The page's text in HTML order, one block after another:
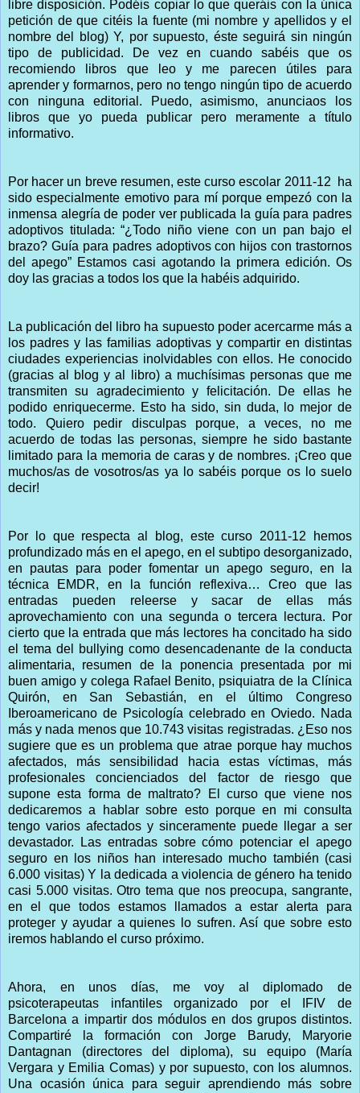
libre disposición. Podéis copiar lo que queráis con la única
petición de que citéis la fuente (mi nombre y apellidos y el
nombre del blog) Y, por supuesto, éste seguirá sin ningún
tipo de publicidad. De vez en cuando sabéis que os
recomiendo libros que leo y me parecen útiles para
aprender y formarnos, pero no tengo ningún tipo de acuerdo
con ninguna editorial. Puedo, asimismo, anunciaos los
libros que yo pueda publicar pero meramente a título
informativo.
Por hacer un breve resumen, este curso escolar 2011-12
ha
sido especialmente emotivo para mí porque empezó con la
inmensa alegría de poder ver publicada la guía para padres
adoptivos titulada: “¿Todo niño viene con un pan bajo el
brazo? Guía para padres adoptivos con hijos con trastornos
del apego” Estamos casi agotando la primera edición. Os
doy las gracias a todos los que la habéis adquirido.
La publicación del libro ha supuesto poder acercarme más a
los padres y las familias adoptivas y compartir en distintas
ciudades experiencias inolvidables con ellos. He conocido
(gracias al blog y al libro) a muchísimas personas que me
transmiten su agradecimiento y felicitación. De ellas he
podido enriquecerme. Esto ha sido, sin duda, lo mejor de
todo. Quiero pedir disculpas porque, a veces, no me
acuerdo de todas las personas, siempre he sido bastante
limitado para la memoria de caras y de nombres. ¡Creo que
muchos/as de vosotros/as ya lo sabéis porque os lo suelo
decir!
Por lo que respecta al blog, este curso 2011-12 hemos
profundizado más en el apego, en el subtipo desorganizado,
en pautas para poder fomentar un apego seguro, en la
técnica EMDR, en la función reflexiva… Creo que las
entradas pueden releerse y sacar de ellas más
aprovechamiento con una segunda o tercera lectura. Por
cierto que la entrada que más lectores ha concitado ha sido
el tema del bullying como desencadenante de la conducta
alimentaria, resumen de la ponencia presentada por mi
buen amigo y colega Rafael Benito, psiquiatra de la Clínica
Quirón, en San Sebastián, en el último Congreso
Iberoamericano de Psicología celebrado en Oviedo. Nada
más y nada menos que 10.743 visitas registradas. ¿Eso nos
sugiere que es un problema que atrae porque hay muchos
afectados, más sensibilidad hacia estas víctimas, más
profesionales concienciados del factor de riesgo que
supone esta forma de maltrato? El curso que viene nos
dedicaremos a hablar sobre esto porque en mi consulta
tengo varios afectados y sinceramente puede llegar a ser
devastador. Las entradas sobre cómo potenciar el apego
seguro en los niños han interesado mucho también (casi
6.000 visitas) Y la dedicada a violencia de género ha tenido
casi 5.000 visitas. Otro tema que nos preocupa, sangrante,
en el que todos estamos llamados a estar alerta para
proteger y ayudar a quienes lo sufren. Así que sobre esto
iremos hablando el curso próximo.
Ahora, en unos días, me voy al diplomado de
psicoterapeutas infantiles organizado por el IFIV de
Barcelona a impartir dos módulos en dos grupos distintos.
Compartiré la formación con Jorge Barudy, Maryorie
Dantagnan (directores del diploma), su equipo (María
Vergara y Emilia Comas) y por supuesto, con los alumnos.
Una ocasión única para seguir aprendiendo más sobre